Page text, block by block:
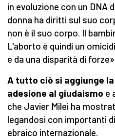
in evoluzione con un DNA
donna ha diritti sul suo
non è il suo corpo. Il
L'aborto è quindi un
e da una disparità di
A tutto ciò si aggiunge
adesione al giudaismo e
che Javier Milei ha
legandosi con importanti
ebraico internazionale.